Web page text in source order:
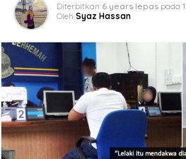
Diterbitkan 6 years lepas pada
Oleh Syaz Hassan